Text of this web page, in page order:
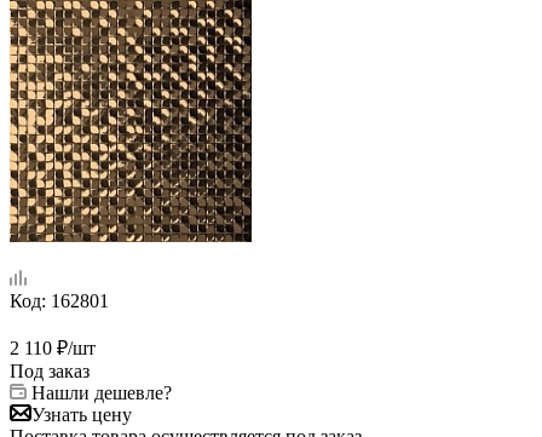
Код: 162801
2 110 ₽/шт
Под заказ
Нашли дешевле?
Узнать цену